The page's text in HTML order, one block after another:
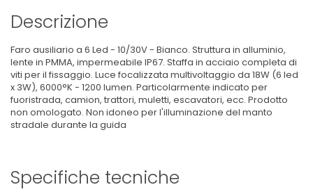
Descrizione
Faro ausiliario a 6 Led - 10/30V - Bianco. Struttura in alluminio,
lente in PMMA, impermeabile IP67. Staffa in acciaio completa di
viti per il fissaggio. Luce focalizzata multivoltaggio da 18W (6 led
x 3W), 6000°K - 1200 lumen. Particolarmente indicato per
fuoristrada, camion, trattori, muletti, escavatori, ecc. Prodotto
non omologato. Non idoneo per l'illuminazione del manto
stradale durante la guida
Specifiche tecniche